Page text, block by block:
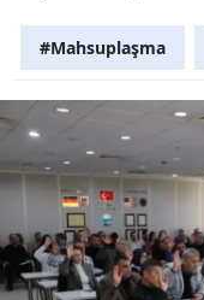
#Mahsuplaşma